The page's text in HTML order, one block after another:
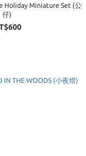
Holiday Miniature Set (公
仔)